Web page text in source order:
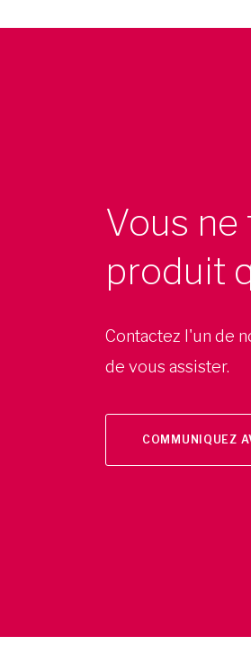
Vous ne
produit
Contactez l'un de
de vous assister.
COMMUNIQUEZ